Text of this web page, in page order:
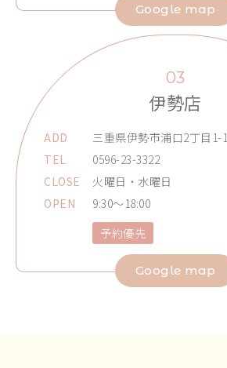
Google map
03
伊勢店
ADD
三重県伊勢市浦口2丁目1-1
TEL
0596-23-3322
CLOSE
火曜日・水曜日
OPEN
9:30～18:00
予約優先
Google map